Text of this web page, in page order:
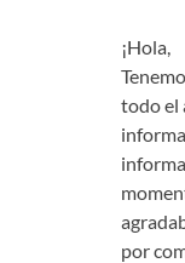
¡Hola,
todo el
por